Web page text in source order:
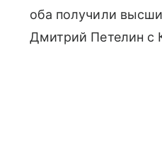
оба получили
Дмитрий Петелин с